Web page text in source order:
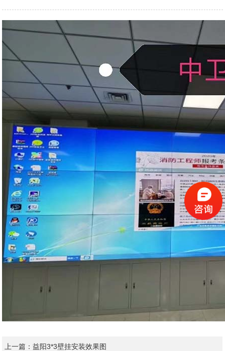
上一篇： 益阳3*3壁挂安装效果图